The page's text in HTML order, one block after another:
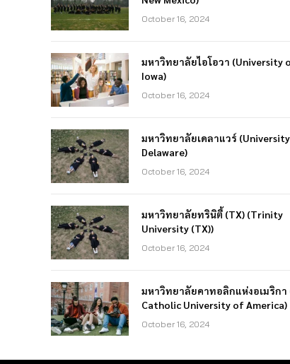
October 16, 2024
มหาวิทยาลัยไอโอวา (University
Iowa)
October 16, 2024
มหาวิทยาลัยเดลาแวร์
Delaware)
October 16, 2024
มหาวิทยาลัยทรินิตี้ (TX) (Trinity
University (TX))
October 16, 2024
มหาวิทยาลัยคาทอลิกแห่งอเมริกา
Catholic University of America)
October 16, 2024